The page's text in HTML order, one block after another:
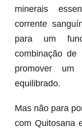
minerais
corrente
para um
combinação de
promover um
equilibrado.
Mas não para
com Quitosana